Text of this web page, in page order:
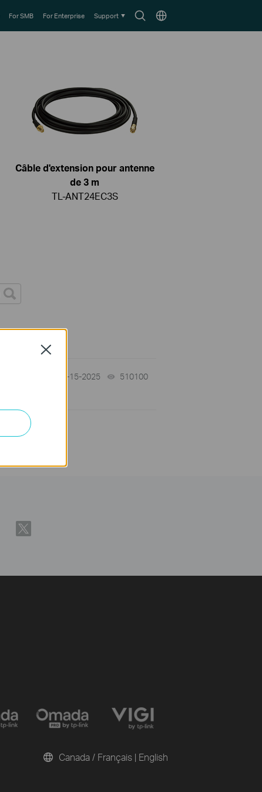
SearchChoose
For SMB For Enterprise Support
Câble d'extension pour antenne
de 3 m
TL-ANT24EC3S
12-15-2025 510100
Canada / Français | English
Close